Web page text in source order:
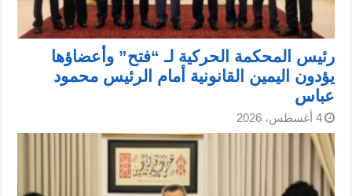
رئيس المحكمة الحركية لـ “فتح” وأعضاؤها
يؤدون اليمين القانونية أمام الرئيس محمود
عباس
4 أغسطس، 2026